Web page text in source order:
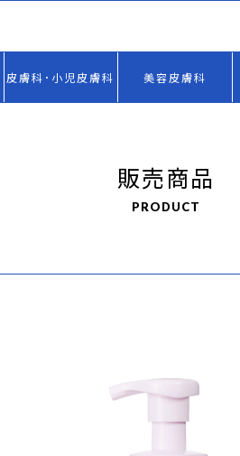
皮膚科･小児皮膚科 美容皮膚科
販売商品
PRODUCT